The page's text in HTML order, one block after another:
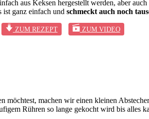
aus Keksen hergestellt werden, aber
ist ganz einfach und schmeckt auch noch
ZUM REZEPT ZUM VIDEO
möchtest, machen wir einen kleinen
Rühren so lange gekocht wird bis alles